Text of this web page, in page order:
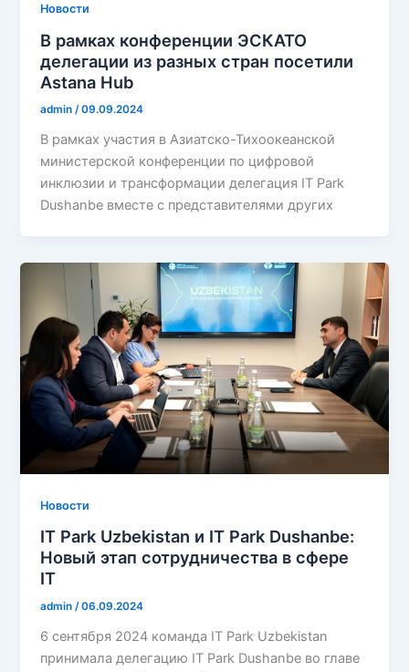
Новости
В рамках конференции ЭСКАТО
делегации из разных стран посетили
Astana Hub
admin/09.09.2024
В рамках участия в Азиатско-Тихоокеанской
министерской конференции по цифровой
инклюзии и трансформации делегация IT Park
Dushanbe вместе с представителями других
Новости
IT Park Uzbekistan и IT Park Dushanbe:
Новый этап сотрудничества в сфере
IT
admin/06.09.2024
6 сентября 2024 команда IT Park Uzbekistan
принимала делегацию IT Park Dushanbe во главе